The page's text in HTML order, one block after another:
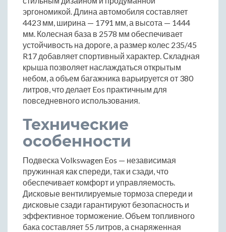
эргономикой. Длина автомобиля составляет
4423 мм, ширина — 1791 мм, а высота — 1444
мм. Колесная база в 2578 мм обеспечивает
устойчивость на дороге, а размер колес 235/45
R17 добавляет спортивный характер. Складная
крыша позволяет наслаждаться открытым
небом, а объем багажника варьируется от 380
литров, что делает Eos практичным для
повседневного использования.
Технические
особенности
Подвеска Volkswagen Eos — независимая
пружинная как спереди, так и сзади, что
обеспечивает комфорт и управляемость.
Дисковые вентилируемые тормоза спереди и
дисковые сзади гарантируют безопасность и
эффективное торможение. Объем топливного
бака составляет 55 литров, а снаряженная